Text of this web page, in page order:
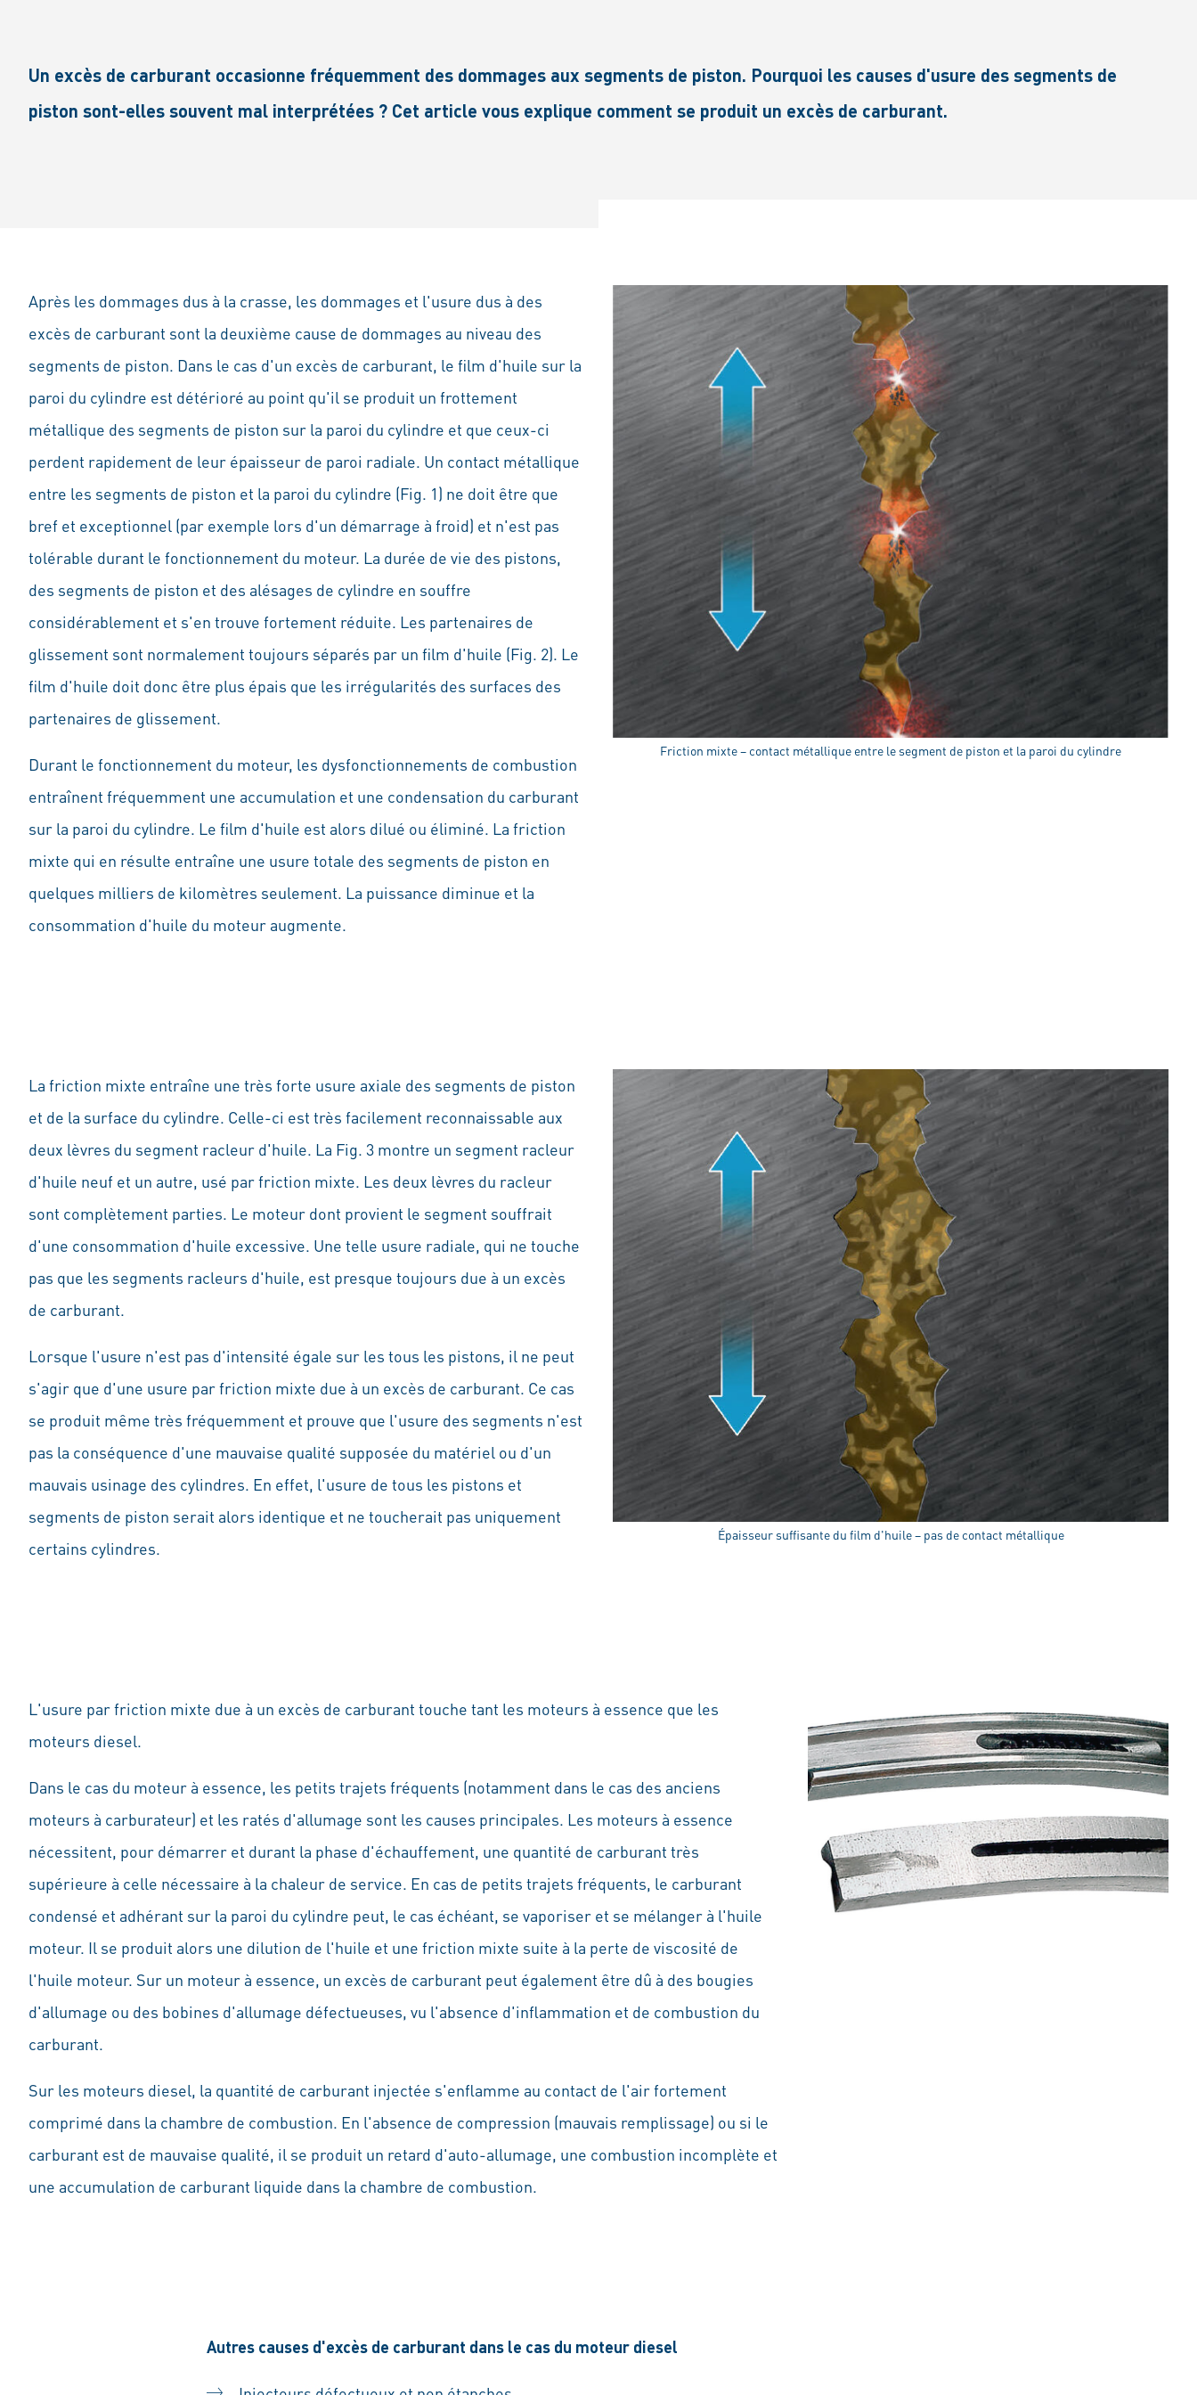
Un excès de carburant occasionne fréquemment des dommages aux segments de piston. Pourquoi les causes d'usure des segments de
piston sont-elles souvent mal interprétées ? Cet article vous explique comment se produit un excès de carburant.
Après les dommages dus à la crasse, les dommages et l'usure dus à des
excès de carburant sont la deuxième cause de dommages au niveau des
segments de piston. Dans le cas d'un excès de carburant, le film d'huile sur la
paroi du cylindre est détérioré au point qu'il se produit un frottement
métallique des segments de piston sur la paroi du cylindre et que ceux-ci
perdent rapidement de leur épaisseur de paroi radiale. Un contact métallique
entre les segments de piston et la paroi du cylindre (Fig. 1) ne doit être que
bref et exceptionnel (par exemple lors d'un démarrage à froid) et n'est pas
tolérable durant le fonctionnement du moteur. La durée de vie des pistons,
des segments de piston et des alésages de cylindre en souffre
considérablement et s'en trouve fortement réduite. Les partenaires de
glissement sont normalement toujours séparés par un film d'huile (Fig. 2). Le
film d'huile doit donc être plus épais que les irrégularités des surfaces des
partenaires de glissement.
Durant le fonctionnement du moteur, les dysfonctionnements de combustion
entraînent fréquemment une accumulation et une condensation du carburant
sur la paroi du cylindre. Le film d'huile est alors dilué ou éliminé. La friction
mixte qui en résulte entraîne une usure totale des segments de piston en
quelques milliers de kilomètres seulement. La puissance diminue et la
consommation d'huile du moteur augmente.
Friction mixte – contact métallique entre le segment de piston et la paroi du cylindre
La friction mixte entraîne une très forte usure axiale des segments de piston
et de la surface du cylindre. Celle-ci est très facilement reconnaissable aux
deux lèvres du segment racleur d'huile. La Fig. 3 montre un segment racleur
d'huile neuf et un autre, usé par friction mixte. Les deux lèvres du racleur
sont complètement parties. Le moteur dont provient le segment souffrait
d'une consommation d'huile excessive. Une telle usure radiale, qui ne touche
pas que les segments racleurs d'huile, est presque toujours due à un excès
de carburant.
Lorsque l'usure n'est pas d'intensité égale sur les tous les pistons, il ne peut
s'agir que d'une usure par friction mixte due à un excès de carburant. Ce cas
se produit même très fréquemment et prouve que l'usure des segments n'est
pas la conséquence d'une mauvaise qualité supposée du matériel ou d'un
mauvais usinage des cylindres. En effet, l'usure de tous les pistons et
segments de piston serait alors identique et ne toucherait pas uniquement
certains cylindres.
Épaisseur suffisante du film d'huile – pas de contact métallique
L'usure par friction mixte due à un excès de carburant touche tant les moteurs à essence que les
moteurs diesel.
Dans le cas du moteur à essence, les petits trajets fréquents (notamment dans le cas des anciens
moteurs à carburateur) et les ratés d'allumage sont les causes principales. Les moteurs à essence
nécessitent, pour démarrer et durant la phase d'échauffement, une quantité de carburant très
supérieure à celle nécessaire à la chaleur de service. En cas de petits trajets fréquents, le carburant
condensé et adhérant sur la paroi du cylindre peut, le cas échéant, se vaporiser et se mélanger à l'huile
moteur. Il se produit alors une dilution de l'huile et une friction mixte suite à la perte de viscosité de
l'huile moteur. Sur un moteur à essence, un excès de carburant peut également être dû à des bougies
d'allumage ou des bobines d'allumage défectueuses, vu l'absence d'inflammation et de combustion du
carburant.
Sur les moteurs diesel, la quantité de carburant injectée s'enflamme au contact de l'air fortement
comprimé dans la chambre de combustion. En l'absence de compression (mauvais remplissage) ou si le
carburant est de mauvaise qualité, il se produit un retard d'auto-allumage, une combustion incomplète et
une accumulation de carburant liquide dans la chambre de combustion.
Autres causes d'excès de carburant dans le cas du moteur diesel